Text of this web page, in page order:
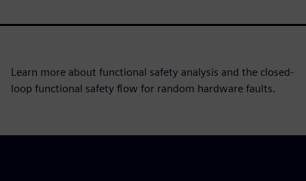
Learn more about functional safety analysis and the closed-
loop functional safety flow for random hardware faults.